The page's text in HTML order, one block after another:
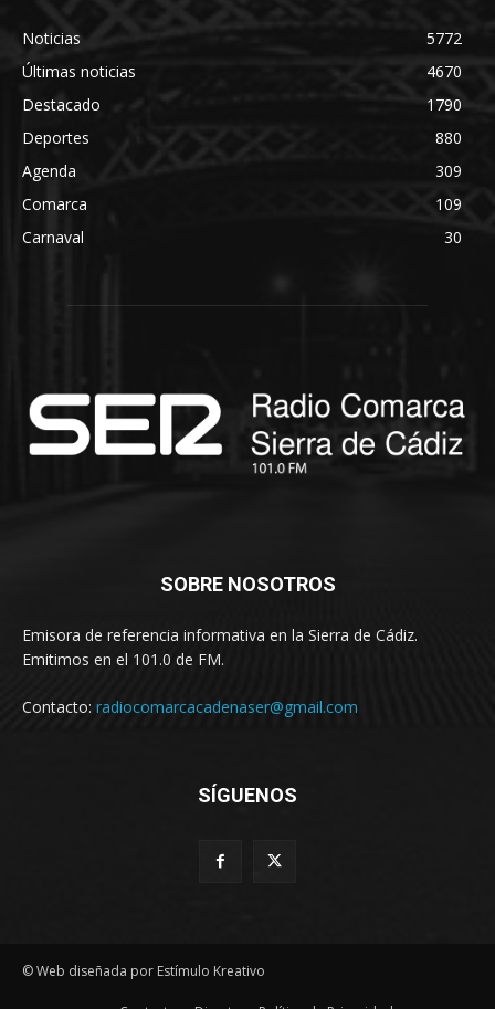
Noticias
5772
Últimas noticias
4670
Destacado
1790
Deportes
880
Agenda
309
Comarca
109
Carnaval
30
SOBRE NOSOTROS
Emisora de referencia informativa en la Sierra de Cádiz.
Emitimos en el 101.0 de FM.
Contacto: radiocomarcacadenaser@gmail.com
SÍGUENOS
© Web diseñada por Estímulo Kreativo